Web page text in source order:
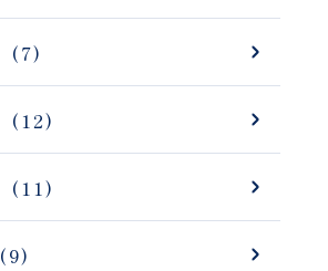
(7)
(12)
(11)
(9)